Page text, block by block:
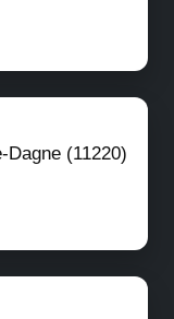
Dagne (11220)